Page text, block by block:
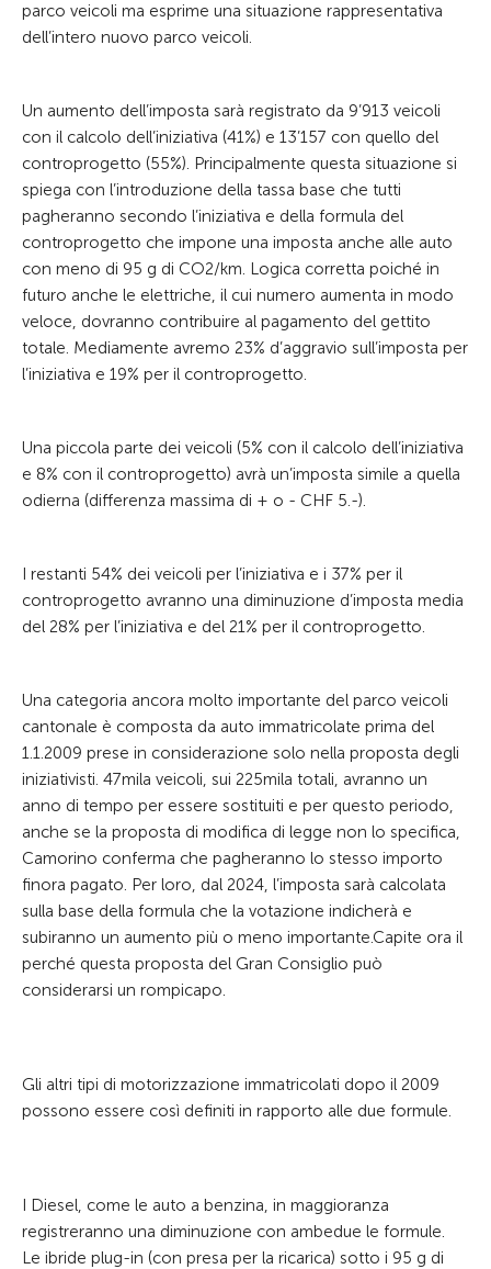
parco veicoli ma esprime una situazione rappresentativa
dell’intero nuovo parco veicoli.
Un aumento dell’imposta sarà registrato da 9’913 veicoli
con il calcolo dell’iniziativa (41%) e 13’157 con quello del
controprogetto (55%). Principalmente questa situazione si
spiega con l’introduzione della tassa base che tutti
pagheranno secondo l’iniziativa e della formula del
controprogetto che impone una imposta anche alle auto
con meno di 95 g di CO2/km. Logica corretta poiché in
futuro anche le elettriche, il cui numero aumenta in modo
veloce, dovranno contribuire al pagamento del gettito
totale. Mediamente avremo 23% d’aggravio sull’imposta per
l’iniziativa e 19% per il controprogetto.
Una piccola parte dei veicoli (5% con il calcolo dell’iniziativa
e 8% con il controprogetto) avrà un’imposta simile a quella
odierna (differenza massima di + o - CHF 5.-).
I restanti 54% dei veicoli per l’iniziativa e i 37% per il
controprogetto avranno una diminuzione d’imposta media
del 28% per l’iniziativa e del 21% per il controprogetto.
Una categoria ancora molto importante del parco veicoli
cantonale è composta da auto immatricolate prima del
1.1.2009 prese in considerazione solo nella proposta degli
iniziativisti. 47mila veicoli, sui 225mila totali, avranno un
anno di tempo per essere sostituiti e per questo periodo,
anche se la proposta di modifica di legge non lo specifica,
Camorino conferma che pagheranno lo stesso importo
finora pagato. Per loro, dal 2024, l’imposta sarà calcolata
sulla base della formula che la votazione indicherà e
subiranno un aumento più o meno importante.Capite ora il
perché questa proposta del Gran Consiglio può
considerarsi un rompicapo.
Gli altri tipi di motorizzazione immatricolati dopo il 2009
possono essere così definiti in rapporto alle due formule.
I Diesel, come le auto a benzina, in maggioranza
registreranno una diminuzione con ambedue le formule.
Le ibride plug-in (con presa per la ricarica) sotto i 95 g di